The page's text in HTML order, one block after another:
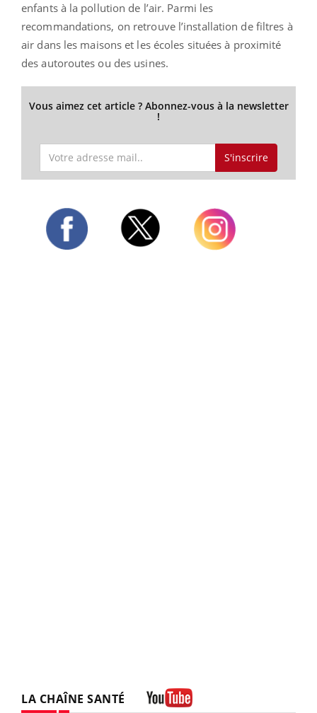
enfants à la pollution de l’air. Parmi les
recommandations, on retrouve l’installation de filtres à
air dans les maisons et les écoles situées à proximité
des autoroutes ou des usines.
Vous aimez cet article ? Abonnez-vous à la newsletter
!
S'inscrire
LA CHAÎNE SANTÉ